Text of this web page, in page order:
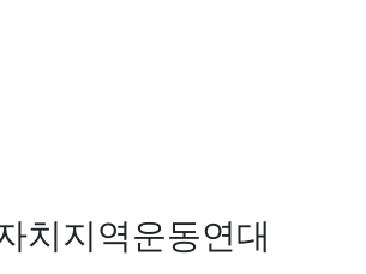
치지역운동연대